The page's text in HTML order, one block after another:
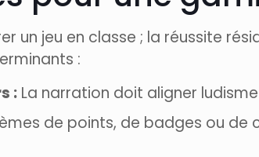
un jeu en classe ; la réussite
:
: La narration doit aligner
de points, de badges ou